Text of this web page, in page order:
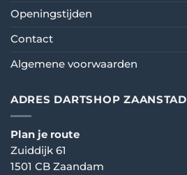
Openingstijden
Contact
Algemene voorwaarden
ADRES DARTSHOP ZAANSTAD
Plan je route
Zuiddijk 61
1501 CB Zaandam